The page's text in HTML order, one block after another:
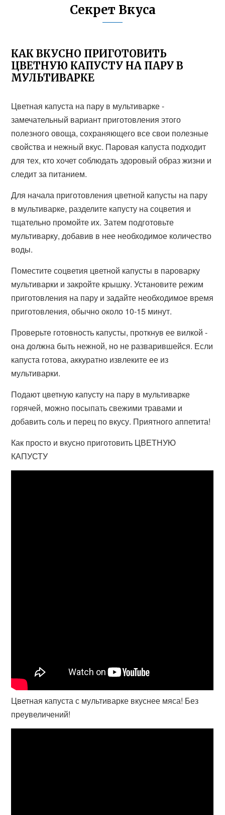
Секрет Вкуса
КАК ВКУСНО ПРИГОТОВИТЬ
ЦВЕТНУЮ КАПУСТУ НА ПАРУ В
МУЛЬТИВАРКЕ
Цветная капуста на пару в мультиварке -
замечательный вариант приготовления этого
полезного овоща, сохраняющего все свои полезные
свойства и нежный вкус. Паровая капуста подходит
для тех, кто хочет соблюдать здоровый образ жизни и
следит за питанием.
Для начала приготовления цветной капусты на пару
в мультиварке, разделите капусту на соцветия и
тщательно промойте их. Затем подготовьте
мультиварку, добавив в нее необходимое количество
воды.
Поместите соцветия цветной капусты в пароварку
мультиварки и закройте крышку. Установите режим
приготовления на пару и задайте необходимое время
приготовления, обычно около 10-15 минут.
Проверьте готовность капусты, проткнув ее вилкой -
она должна быть нежной, но не разварившейся. Если
капуста готова, аккуратно извлеките ее из
мультиварки.
Подают цветную капусту на пару в мультиварке
горячей, можно посыпать свежими травами и
добавить соль и перец по вкусу. Приятного аппетита!
Как просто и вкусно приготовить ЦВЕТНУЮ
КАПУСТУ
Цветная капуста с мультиварке вкуснее мяса! Без
преувеличений!